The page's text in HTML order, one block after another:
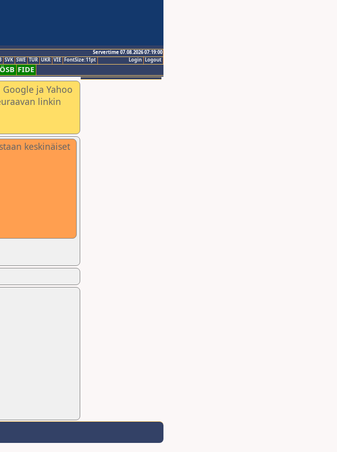
Servertime 07.08.2026 07:19:00
Logout
Login
SVK SWE TUR UKR VIE FontSize:11pt
ÖSB FIDE
ja Yahoo
linkin
keskinäiset